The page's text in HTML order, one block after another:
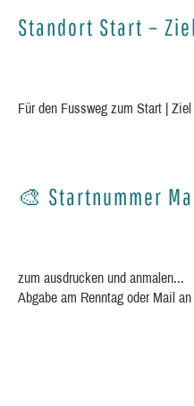
Standort Start –
Für den Fussweg zum Start |
🎨 Startnummer
zum ausdrucken und anmalen...
Abgabe am Renntag oder Mail an